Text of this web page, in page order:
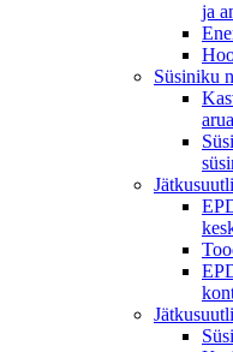
ja
Süsiniku